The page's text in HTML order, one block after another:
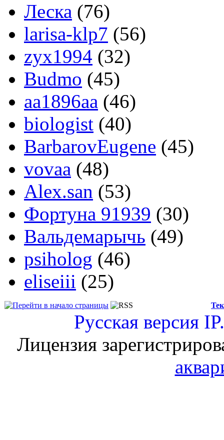
Леска (76)
larisa-klp7 (56)
zyx1994 (32)
Budmo (45)
aa1896aa (46)
biologist (40)
BarbarovEugene (45)
vovaa (48)
Alex.san (53)
Фортуна 91939 (30)
Вальдемарычь (49)
psiholog (46)
eliseiii (25)
Русская версия
Лицензия